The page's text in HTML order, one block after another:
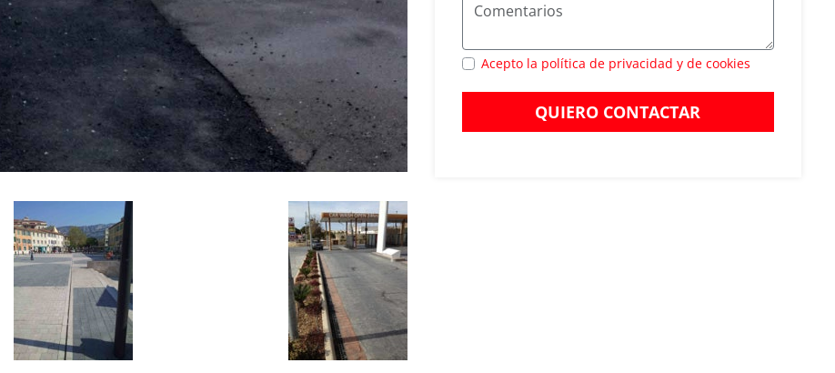
Acepto la política de privacidad y de cookies
QUIERO CONTACTAR